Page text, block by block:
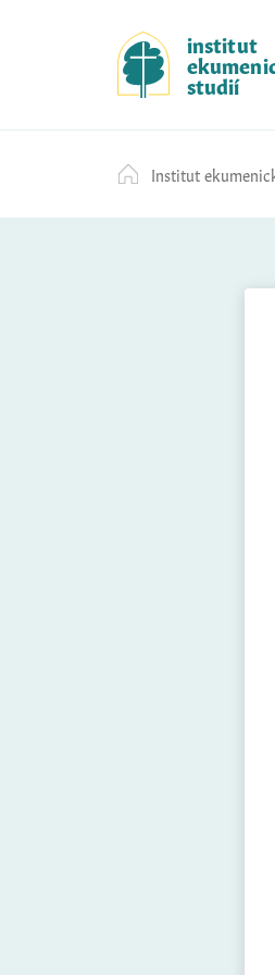
k
i
p
t
c
o
institut
studií
Institut